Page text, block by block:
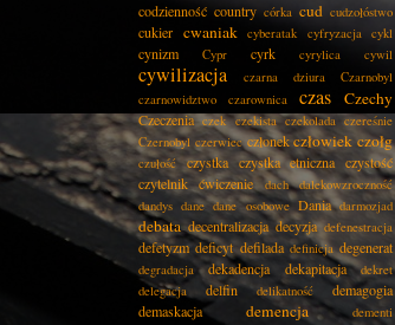
codzienność country córka cud cudzołóstwo
cukier cwaniak cyberatak cyfryzacja cykl
cynizm Cypr cyrk cyrylica cywil
cywilizacja czarna dziura
Czarnobyl
czarnowidztwo
czarownica czas Czechy
Czeczenia czek czekista czekolada czereśnie
Czernobyl czerwiec członek człowiek czołg
czułość czystka czystka etniczna czystość
czytelnik ćwiczenie dach
dalekowzroczność
dandys dane dane osobowe Dania darmozjad
debata decentralizacja decyzja defenestracja
defetyzm deficyt defilada definicja degenerat
degradacja dekadencja dekapitacja
dekret
delegacja
delfin delikatność
demagogia
demaskacja
demencja dementi